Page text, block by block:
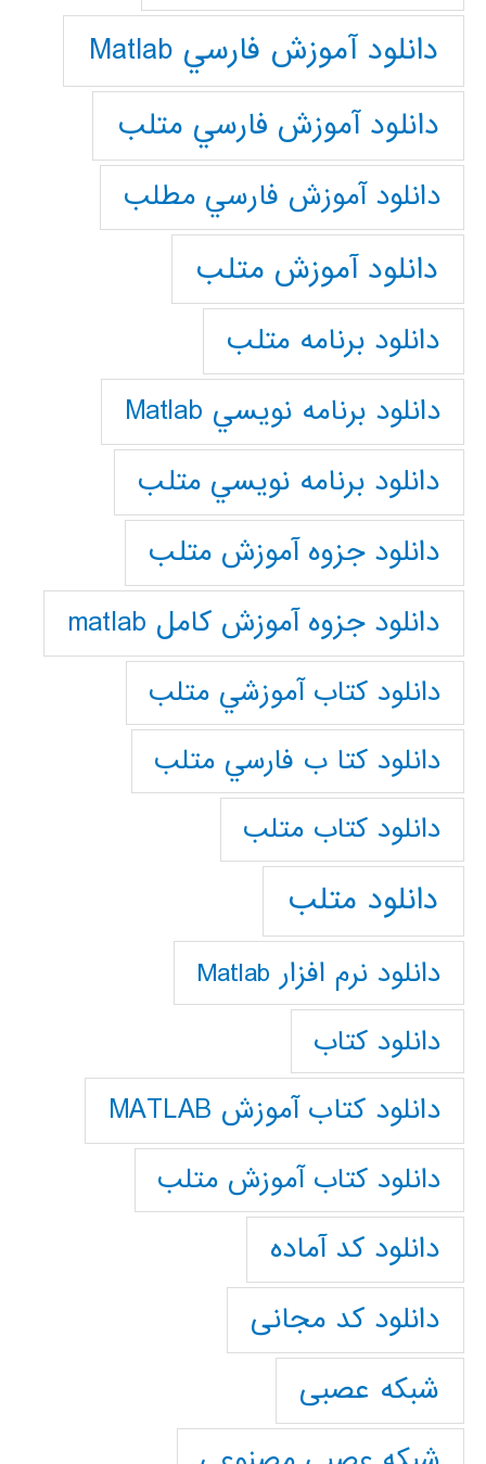
دانلود آموزش فارسي Matlab
دانلود آموزش فارسي متلب
دانلود آموزش فارسي مطلب
دانلود آموزش متلب
دانلود برنامه متلب
دانلود برنامه نويسي Matlab
دانلود برنامه نويسي متلب
دانلود جزوه آموزش متلب
دانلود جزوه آموزش کامل matlab
دانلود كتاب آموزشي متلب
دانلود كتا ب فارسي متلب
دانلود كتاب متلب
دانلود متلب
دانلود نرم افزار Matlab
دانلود کتاب
دانلود کتاب آموزش MATLAB
دانلود کتاب آموزش متلب
دانلود کد آماده
دانلود کد مجانی
شبکه عصبی